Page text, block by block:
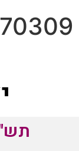
תש"ח 5 סיטי